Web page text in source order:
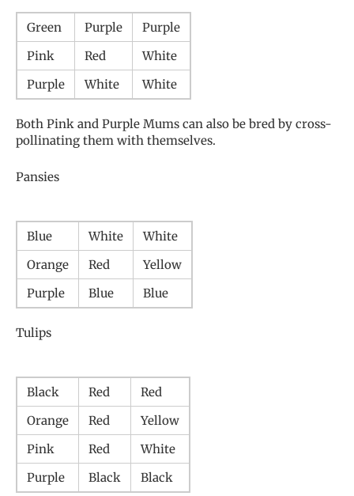
Green Purple
Purple
Pink
Red
White
Purple
White White
Both Pink and Purple Mums can also be bred by cross-
pollinating them with themselves.
Pansies
Blue White
White
Orange
Red
Yellow
Purple
Blue Blue
Tulips
Black Red
Red
Orange
Red
Yellow
Pink
Red
White
Purple
Black Black